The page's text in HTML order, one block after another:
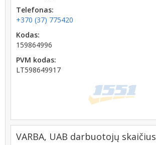
Telefonas:
+370 (37) 775420
Kodas:
159864996
PVM kodas:
LT598649917
VARBA, UAB darbuotojų skaičius